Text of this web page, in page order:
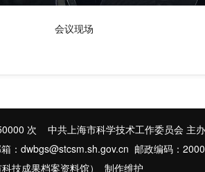
会议现场
次 中共上海市科学技术工作委员会 主办
：dwbgs@stcsm.sh.gov.cn 邮政编码：
技成果档案资料馆） 制作维护